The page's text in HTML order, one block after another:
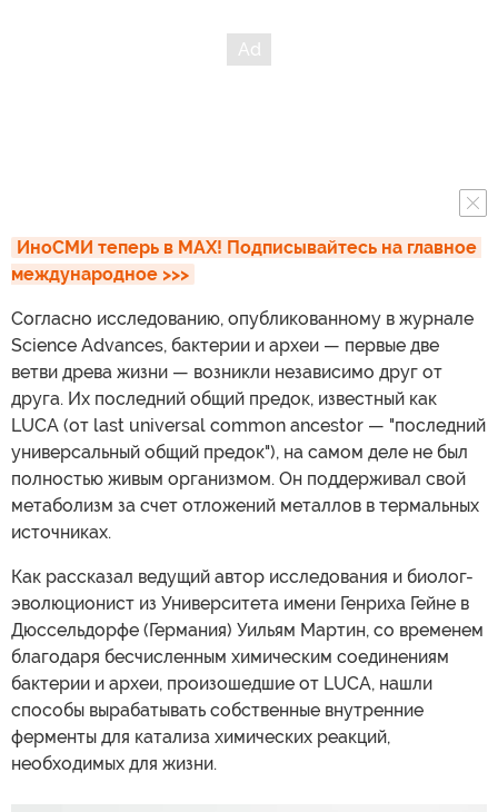
ИноСМИ теперь в MAX! Подписывайтесь на главное
международное >>>
Согласно исследованию, опубликованному в журнале
Science Advances, бактерии и археи — первые две
ветви древа жизни — возникли независимо друг от
друга. Их последний общий предок, известный как
LUCA (от last universal common ancestor — "последний
универсальный общий предок"), на самом деле не был
полностью живым организмом. Он поддерживал свой
метаболизм за счет отложений металлов в термальных
источниках.
Как рассказал ведущий автор исследования и биолог-
эволюционист из Университета имени Генриха Гейне в
Дюссельдорфе (Германия) Уильям Мартин, со временем
благодаря бесчисленным химическим соединениям
бактерии и археи, произошедшие от LUCA, нашли
способы вырабатывать собственные внутренние
ферменты для катализа химических реакций,
необходимых для жизни.